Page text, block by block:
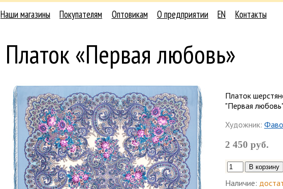
Наши магазины Покупателям Оптовикам О предприятии EN Контакты
Платок «Первая любовь»
Платок
"Первая
Художник:
2 450 руб.
Наличие: